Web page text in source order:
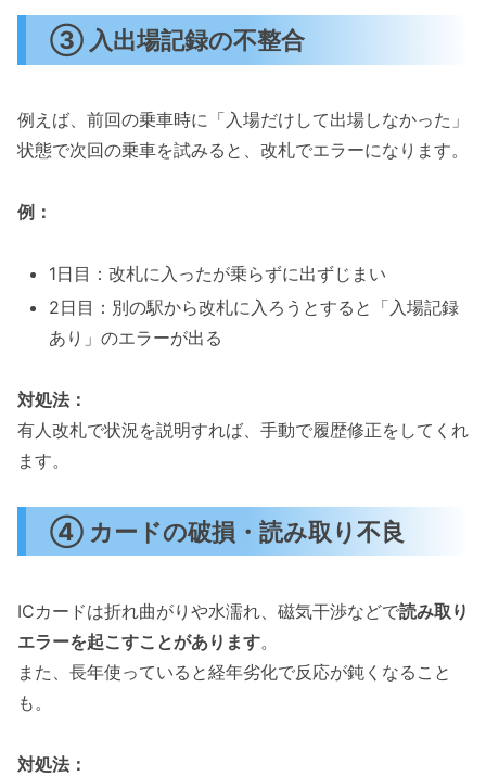
③ 入出場記録の不整合
例えば、前回の乗車時に「入場だけして出場しなかった」
状態で次回の乗車を試みると、改札でエラーになります。
例：
1日目：改札に入ったが乗らずに出ずじまい
2日目：別の駅から改札に入ろうとすると「入場記録
あり」のエラーが出る
対処法：
有人改札で状況を説明すれば、手動で履歴修正をしてくれ
ます。
④ カードの破損・読み取り不良
ICカードは折れ曲がりや水濡れ、磁気干渉などで読み取り
エラーを起こすことがあります。
また、長年使っていると経年劣化で反応が鈍くなること
も。
対処法：